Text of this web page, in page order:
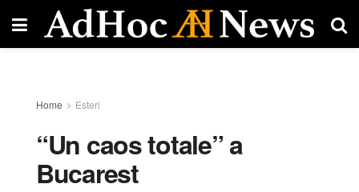
Home Esteri
“Un caos totale” a
Bucarest